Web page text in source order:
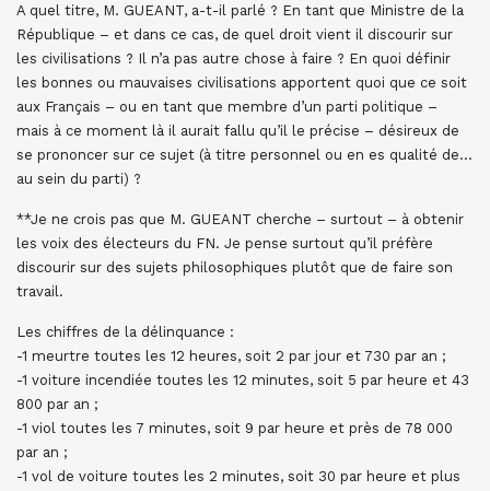
A quel titre, M. GUEANT, a-t-il parlé ? En tant que Ministre de la
République – et dans ce cas, de quel droit vient il discourir sur
les civilisations ? Il n’a pas autre chose à faire ? En quoi définir
les bonnes ou mauvaises civilisations apportent quoi que ce soit
aux Français – ou en tant que membre d’un parti politique –
mais à ce moment là il aurait fallu qu’il le précise – désireux de
se prononcer sur ce sujet (à titre personnel ou en es qualité de…
au sein du parti) ?
**Je ne crois pas que M. GUEANT cherche – surtout – à obtenir
les voix des électeurs du FN. Je pense surtout qu’il préfère
discourir sur des sujets philosophiques plutôt que de faire son
travail.
Les chiffres de la délinquance :
-1 meurtre toutes les 12 heures, soit 2 par jour et 730 par an ;
-1 voiture incendiée toutes les 12 minutes, soit 5 par heure et 43
800 par an ;
-1 viol toutes les 7 minutes, soit 9 par heure et près de 78 000
par an ;
-1 vol de voiture toutes les 2 minutes, soit 30 par heure et plus